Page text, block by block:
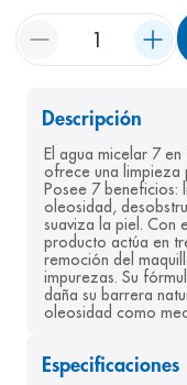
Descripción
El agua micelar 7
ofrece una limpieza
Posee 7 beneficios:
oleosidad,
suaviza la piel. Con
producto actúa en
remoción del
impurezas. Su
daña su barrera
oleosidad como
Especificaciones
6. bioderma
pediasure
10.panolini